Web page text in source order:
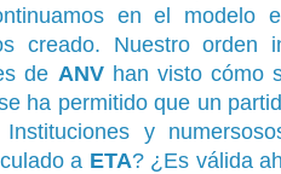
en el modelo
creado. Nuestro orden
de ANVhan visto cómo
ha permitido que un
y
a ETA? ¿Es válida